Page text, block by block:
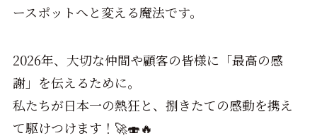
ースポットへと変える魔法です。
2026年、大切な仲間や顧客の皆様に「最高の感
謝」を伝えるために。
私たちが日本一の熱狂と、捌きたての感動を携え
て駆けつけます！🚀🍣🔥